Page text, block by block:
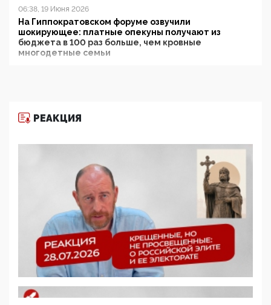
06:38, 19 Июня 2026
На Гиппократовском форуме озвучили
шокирующее: платные опекуны получают из
бюджета в 100 раз больше, чем кровные
многодетные семьи
11:53, 09 Июня 2026
деятельность ИИТО ЮНЕСКО в России, но
цифроглобалисты продолжают определять
повестку в образовании
09:43, 01 Июня 2026
5G за счет здоровья граждан: Минцифры намерено
отобрать у регионов и муниципалитетов право
защищать жилые дома и социальные объекты от
05:58, 26 Мая 2026
Роскомнадзор освободили от борца с
деструктивным и опасным контентом
07:39, 25 Мая 2026
РЕАКЦИЯ